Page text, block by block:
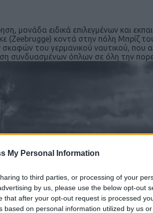
My Personal Information
to third parties, or processing of your
by us, please use the below opt-out
that after your opt-out request is processed
based on personal information utilized by us
μονάδα ειδικά επιλεγμένων και
(Zeebrugge) κοντά στην πόλη Μπρίζ
του γερμανικού ναυτικού, που
συνδυασμένων όπλων σε όλη την
στο μόλο του Zeebrugge, από το